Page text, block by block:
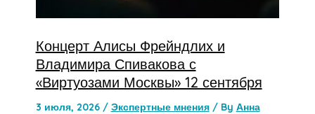
Концерт Алисы Фрейндлих и
Владимира Спивакова с
«Виртуозами Москвы» 12 сентября
3 июля, 2026 / Экспертные мнения/ By Анна